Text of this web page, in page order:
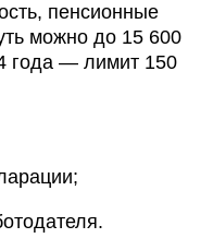
пенсионные
можно до 15 600
года — лимит 150